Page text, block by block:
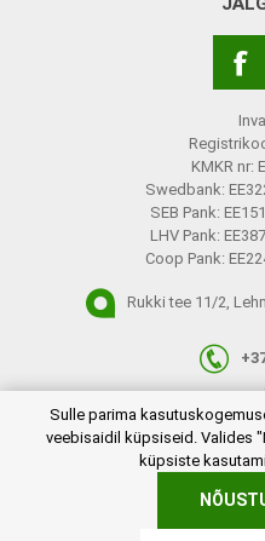
KMKR nr:
Swedbank:
SEB Pank:
LHV Pank:
Coop Pank:
Rukki tee 11/2,
E-
Sulle parima
veebisaidil küpsiseid. Valides
küpsiste